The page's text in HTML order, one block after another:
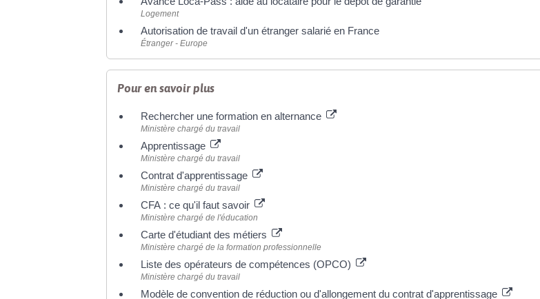
Logement
Autorisation de travail d'un étranger salarié en France
Étranger - Europe
Pour en savoir plus
Rechercher une formation en alternance
Ministère chargé du travail
Apprentissage
Ministère chargé du travail
Contrat d'apprentissage
Ministère chargé du travail
CFA : ce qu'il faut savoir
Ministère chargé de l'éducation
Carte d'étudiant des métiers
Ministère chargé de la formation professionnelle
Liste des opérateurs de compétences (OPCO)
Ministère chargé du travail
Modèle de convention de réduction ou d'allongement du contrat d'apprentissage